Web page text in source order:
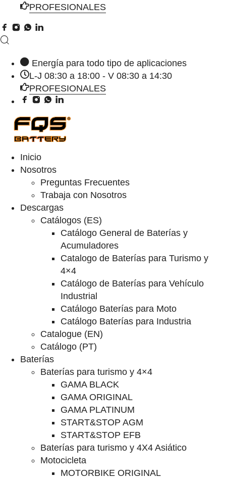
PROFESIONALES
Energía para todo tipo de aplicaciones
L-J 08:30 a 18:00 - V 08:30 a 14:30
PROFESIONALES
Inicio
Nosotros
Preguntas Frecuentes
Trabaja con Nosotros
Descargas
Catálogos (ES)
Catálogo General de Baterías y
Acumuladores
Catalogo de Baterías para Turismo y
4×4
Catálogo de Baterías para Vehículo
Industrial
Catálogo Baterías para Moto
Catálogo Baterías para Industria
Catalogue (EN)
Catálogo (PT)
Baterías
Baterías para turismo y 4×4
GAMA BLACK
GAMA ORIGINAL
GAMA PLATINUM
START&STOP AGM
START&STOP EFB
Baterías para turismo y 4X4 Asiático
Motocicleta
MOTORBIKE ORIGINAL